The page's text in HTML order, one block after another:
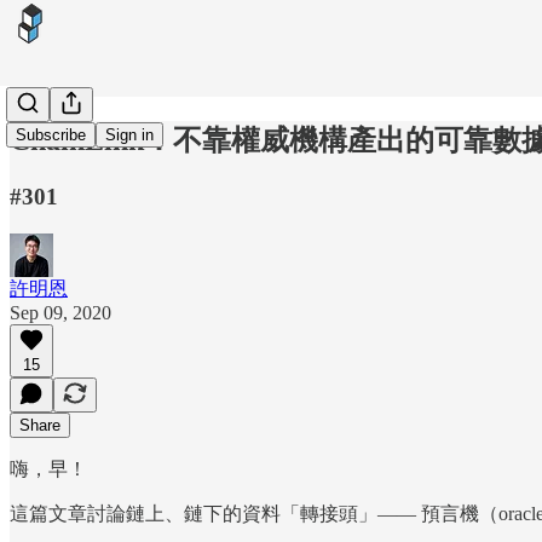
Subscribe Sign in
ChainLink：不靠權威機構產出的可靠數
#301
許明恩
Sep 09, 2020
15
Share
嗨，早！
這篇文章討論鏈上、鏈下的資料「轉接頭」—— 預言機（oracle